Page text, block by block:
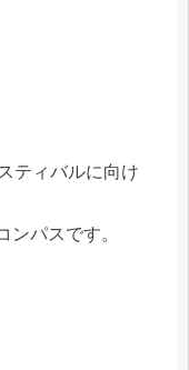
ティバルに向け
ンパスです。